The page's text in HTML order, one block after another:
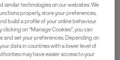
CAFÉ OG
similar technologies on our websites. We
properly, store your preferences,
build a profile of your online behaviour
on “Manage Cookies”, you can
and set your preferences. Depending on
data in countries with a lower level of
may have easier access to your